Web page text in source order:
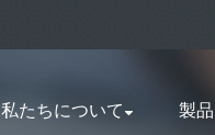
私たちについて 製品